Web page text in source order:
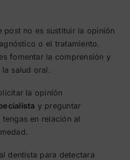
post no es sustituir la opinión
o el tratamiento.
fomentar la comprensión y
salud oral.
la opinión
y preguntar
en relación al
dentista para detectara